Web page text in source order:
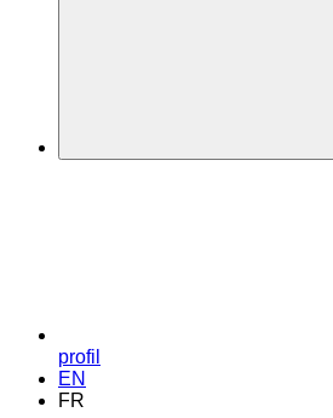
profil
EN
FR